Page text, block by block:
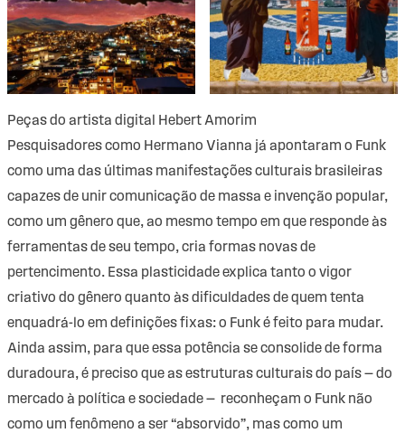
Peças do artista digital Hebert Amorim
Pesquisadores como Hermano Vianna já apontaram o Funk
como uma das últimas manifestações culturais brasileiras
capazes de unir comunicação de massa e invenção popular,
como um gênero que, ao mesmo tempo em que responde às
ferramentas de seu tempo, cria formas novas de
pertencimento. Essa plasticidade explica tanto o vigor
criativo do gênero quanto às dificuldades de quem tenta
enquadrá-lo em definições fixas: o Funk é feito para mudar.
Ainda assim, para que essa potência se consolide de forma
duradoura, é preciso que as estruturas culturais do país — do
mercado à política e sociedade — reconheçam o Funk não
como um fenômeno a ser “absorvido”, mas como um